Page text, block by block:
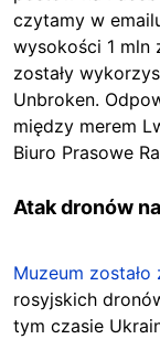
czytamy w
wysokości 1 mln
zostały
Unbroken.
między merem
Biuro Prasowe
Atak dronów
Muzeum
rosyjskich
tym czasie